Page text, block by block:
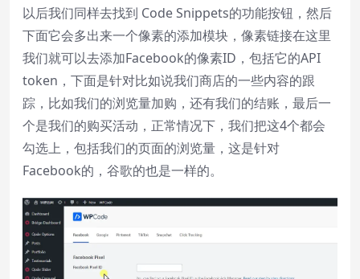
以后我们同样去找到 Code Snippets的功能按钮，然后
下面它会多出来一个像素的添加模块，像素链接在这里
我们就可以去添加Facebook的像素ID，包括它的API
token，下面是针对比如说我们商店的一些内容的跟
踪，比如我们的浏览量加购，还有我们的结账，最后一
个是我们的购买活动，正常情况下，我们把这4个都会
勾选上，包括我们的页面的浏览量，这是针对
Facebook的，谷歌的也是一样的。